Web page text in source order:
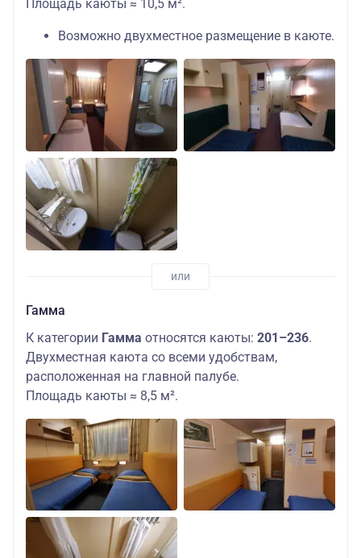
Площадь каюты ≈ 10,5 м².
Возможно двухместное размещение в каюте.
Гамма
К категории Гамма относятся каюты: 201–236.
Двухместная каюта со всеми удобствам,
расположенная на главной палубе.
Площадь каюты ≈ 8,5 м².